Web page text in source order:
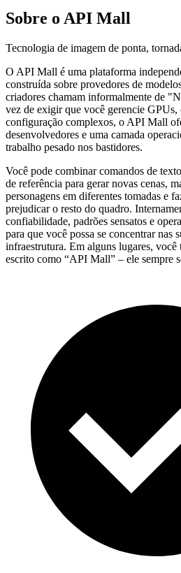
Sobre o API Mall
Tecnologia de imagem de ponta,
O API Mall é uma plataforma
construída sobre provedores de
criadores chamam informalmente de
vez de exigir que você gerencie
configuração complexos, o API Mall
desenvolvedores e uma camada
trabalho pesado nos bastidores.
Você pode combinar comandos de
de referência para gerar novas cenas,
personagens em diferentes tomadas e
prejudicar o resto do quadro.
confiabilidade, padrões sensatos e
para que você possa se concentrar nas
infraestrutura. Em alguns lugares,
escrito como “API Mall” – ele sempre